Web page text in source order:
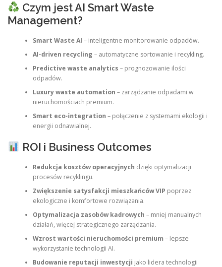
Czym jest AI Smart Waste
Management?
Smart Waste AI – inteligentne monitorowanie odpadów.
AI-driven recycling – automatyczne sortowanie i recykling.
Predictive waste analytics – prognozowanie ilości
odpadów.
Luxury waste automation – zarządzanie odpadami w
nieruchomościach premium.
Smart eco-integration – połączenie z systemami ekologii i
energii odnawialnej.
ROI i Business Outcomes
Redukcja kosztów operacyjnych dzięki optymalizacji
procesów recyklingu.
Zwiększenie satysfakcji mieszkańców VIP poprzez
ekologiczne i komfortowe rozwiązania.
Optymalizacja zasobów kadrowych – mniej manualnych
działań, więcej strategicznego zarządzania.
Wzrost wartości nieruchomości premium – lepsze
wykorzystanie technologii AI.
Budowanie reputacji inwestycji jako lidera technologii